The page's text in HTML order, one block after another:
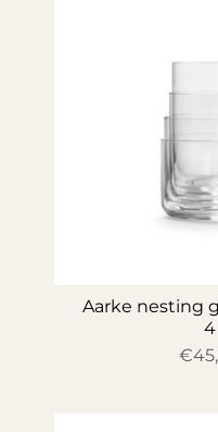
Aarke nesting
4